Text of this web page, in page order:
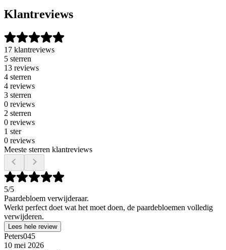
Klantreviews
17 klantreviews
5 sterren
13 reviews
4 sterren
4 reviews
3 sterren
0 reviews
2 sterren
0 reviews
1 ster
0 reviews
Meeste sterren klantreviews
5/5
Paardebloem verwijderaar.
Werkt perfect doet wat het moet doen, de paardebloemen volledig
verwijderen.
Lees hele review
Peters045
10 mei 2026